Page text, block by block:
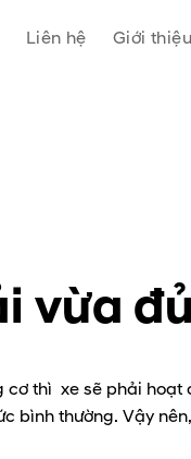
Liên hệ Giới thiệu
vừa đủ
thì xe sẽ phải hoạt
bình thường. Vậy